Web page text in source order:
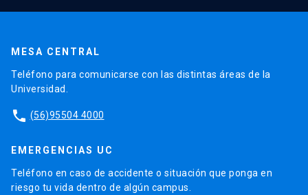
MESA CENTRAL
Teléfono para comunicarse con las distintas áreas de la
Universidad.
phone (56)95504 4000
EMERGENCIAS UC
Teléfono en caso de accidente o situación que ponga en
riesgo tu vida dentro de algún campus.